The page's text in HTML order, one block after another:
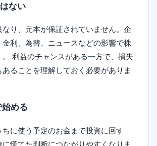
ない
り、元本が保証されていません。企
利、為替、ニュースなどの影響で株
利益のチャンスがある一方で、損失
ることを理解しておく必要がありま
める
に使う予定のお金まで投資に回す